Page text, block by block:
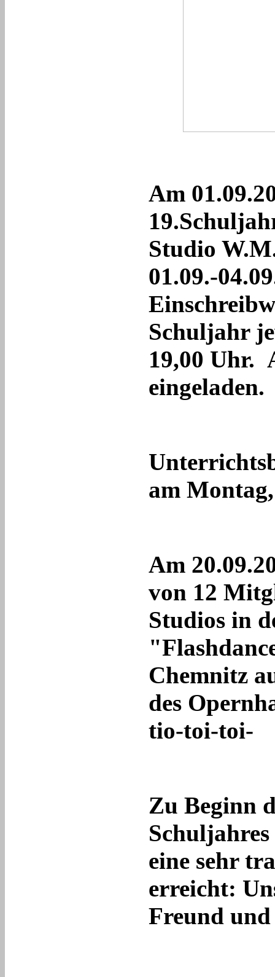
Am
Studio
01.09.-
Schuljahr
19,00 Uhr.
eingeladen.
am
Am
von 12
Studios in
Chemnitz
des
tio-toi-toi-
Zu Beginn
eine sehr
erreicht:
Freund